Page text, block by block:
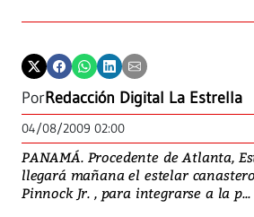
PorRedacción Digital La Estrella
04/08/2009 02:00
PANAMÁ. Procedente de Atlanta,
llegará mañana el estelar
Pinnock Jr. , para integrarse a la p...